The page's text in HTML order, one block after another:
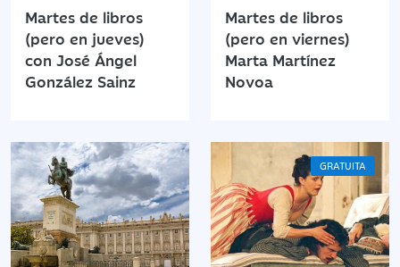
Martes de libros
(pero en jueves)
con José Ángel
González Sainz
Martes de libros
(pero en viernes)
Marta Martínez
Novoa
GRATUITA